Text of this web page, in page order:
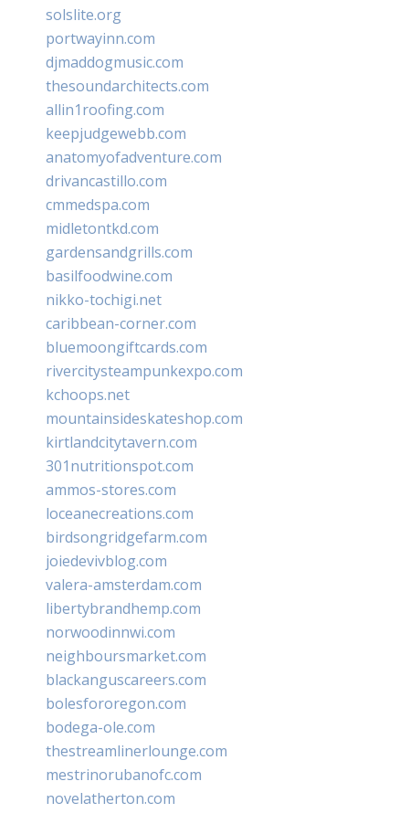
solslite.org
portwayinn.com
djmaddogmusic.com
thesoundarchitects.com
allin1roofing.com
keepjudgewebb.com
anatomyofadventure.com
drivancastillo.com
cmmedspa.com
midletontkd.com
gardensandgrills.com
basilfoodwine.com
nikko-tochigi.net
caribbean-corner.com
bluemoongiftcards.com
rivercitysteampunkexpo.com
kchoops.net
mountainsideskateshop.com
kirtlandcitytavern.com
301nutritionspot.com
ammos-stores.com
loceanecreations.com
birdsongridgefarm.com
joiedevivblog.com
valera-amsterdam.com
libertybrandhemp.com
norwoodinnwi.com
neighboursmarket.com
blackanguscareers.com
bolesfororegon.com
bodega-ole.com
thestreamlinerlounge.com
mestrinorubanofc.com
novelatherton.com